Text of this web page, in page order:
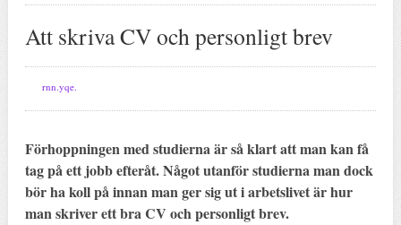
Att skriva CV och personligt brev
rnn.yqe.
Förhoppningen med studierna är så klart att man kan få
tag på ett jobb efteråt. Något utanför studierna man dock
bör ha koll på innan man ger sig ut i arbetslivet är hur
man skriver ett bra CV och personligt brev.